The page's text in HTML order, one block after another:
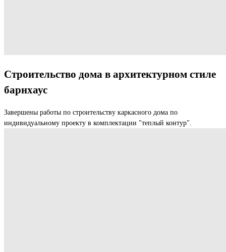
Строительство дома в архитектурном стиле
барнхаус
Завершены работы по строительству каркасного дома по
индивидуальному проекту в комплектации "теплый контур".